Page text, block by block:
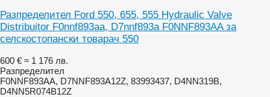
Разпределител Ford 550, 655, 555 Hydraulic Valve
Distribuitor F0nnf893aa, D7nnf893a F0NNF893AA за
селскостопански товарач 550
600 € ≈ 1 176 лв.
Разпределител
F0NNF893AA, D7NNF893A12Z, 83993437, D4NN319B,
D4NN5R074B12Z